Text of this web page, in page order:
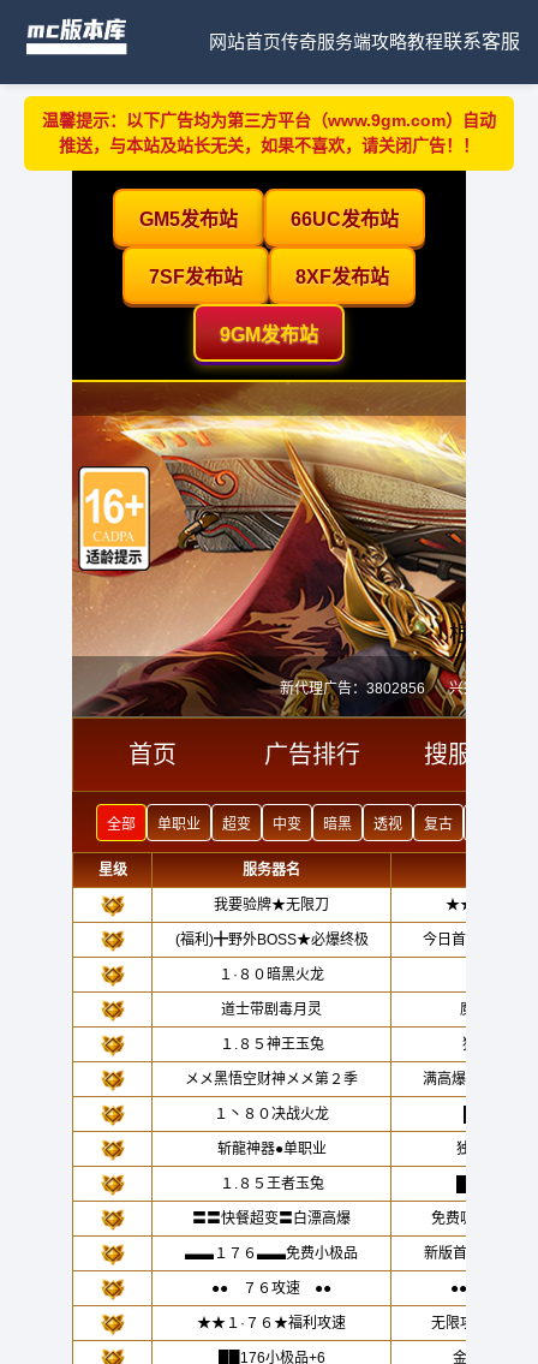
网站首页传奇服务端攻略教程联系客服
温馨提示：以下广告均为第三方平台（www.9gm.com）自动
推送，与本站及站长无关，如果不喜欢，请关闭广告！！